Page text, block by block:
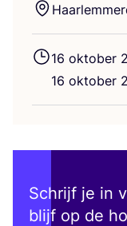
16 okto­ber
16 okto­ber
Schrijf je in
blijf op de